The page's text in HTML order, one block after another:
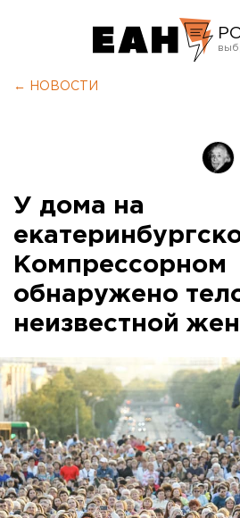
← НОВОСТИ
У дома на
Компрессорном
обнаружено
неизвестной